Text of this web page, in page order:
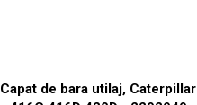
Capat de bara utilaj, Caterpillar